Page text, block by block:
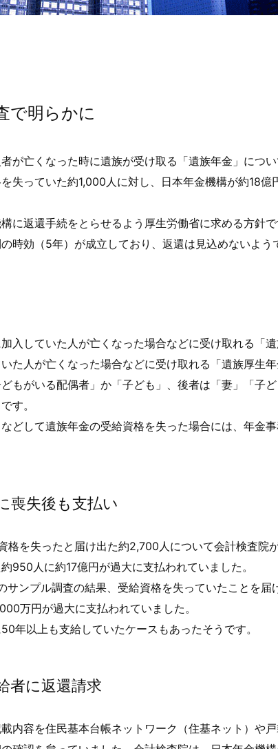
で明らかに
が亡くなった時に遺族が受け取る「遺族年金」につ
失っていた約1,000人に対し、日本年金機構が約18億
に返還手続をとらせるよう厚生労働省に求める方針
時効（5年）が成立しており、返還は見込めないよう
入していた人が亡くなった場合などに受け取れる「遺
た人が亡くなった場合などに受け取れる「遺族厚生
もがいる配偶者」か「子ども」、後者は「妻」「子
す。
どして遺族年金の受給資格を失った場合には、年金
喪失後も支払い
を失ったと届け出た約2,700人について会計検査院
950人に約17億円が過大に支払われていました。
ンプル調査の結果、受給資格を失っていたことを届
万円が過大に支払われていました。
年以上も支給していたケースもあったそうです。
者に返還請求
内容を住民基本台帳ネットワーク（住基ネット）や